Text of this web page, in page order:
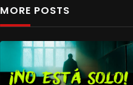
MORE POSTS